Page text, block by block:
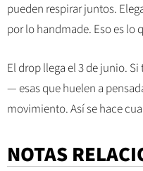
pueden respirar juntos.
por lo handmade. Eso es lo
El drop llega el 3 de junio.
— esas que huelen a
movimiento. Así se hace
NOTAS